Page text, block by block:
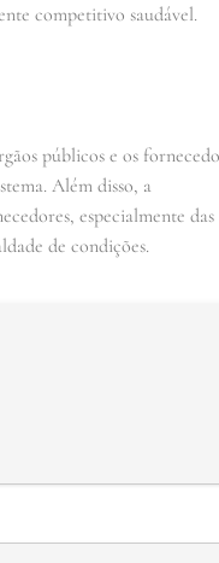
competitivo saudável.
públicos e os
Além disso, a
especialmente das
de condições.